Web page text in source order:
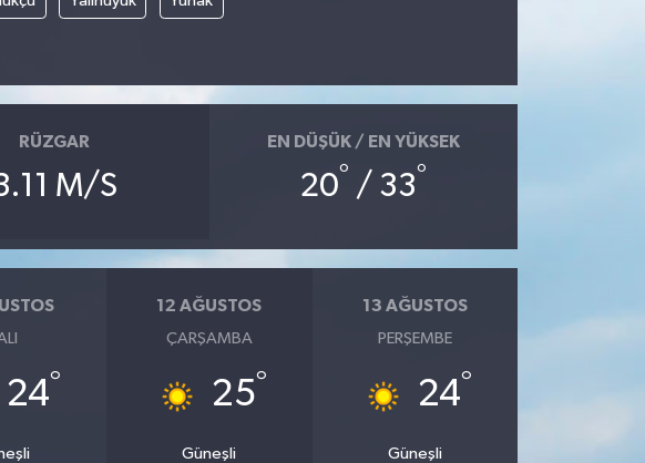
RÜZGAR
M/S
EN DÜŞÜK / EN YÜKSEK
20° / 33°
24°
12 AĞUSTOS
ÇARŞAMBA
25°
Güneşli
13 AĞUSTOS
PERŞEMBE
24°
Güneşli